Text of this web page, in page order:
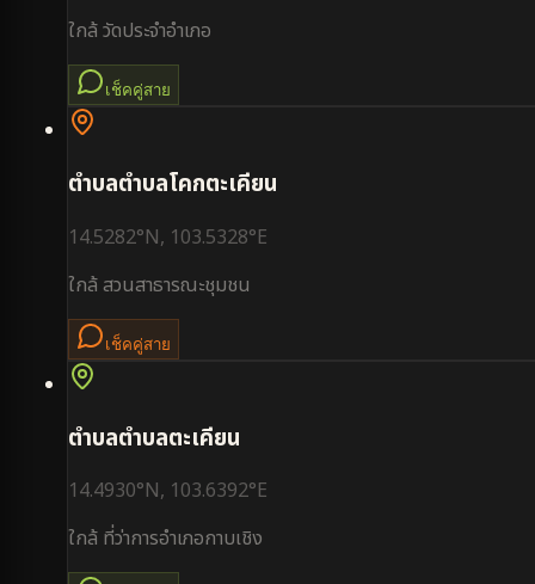
ใกล้วัดประจำอำเภอ
เช็คคู่สาย
ตำบลตำบลโคกตะเคียน
14.5282°N, 103.5328°E
ใกล้สวนสาธารณะชุมชน
เช็คคู่สาย
ตำบลตำบลตะเคียน
14.4930°N, 103.6392°E
ใกล้ ที่ว่าการอำเภอกาบเชิง